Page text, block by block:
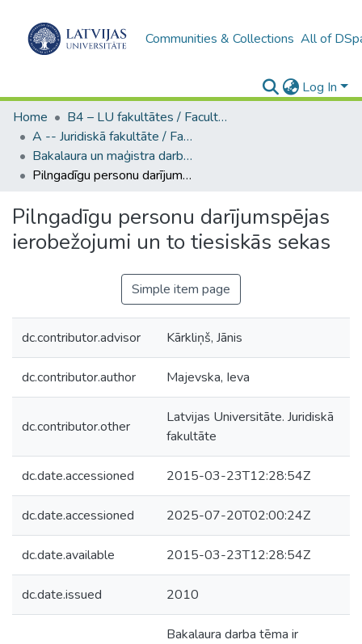
Communities & Collections All of
Log In
Home
B4 – LU fakultātes / Faculties of the UL
A -- Juridiskā fakultāte / Faculty of Law
Bakalaura un maģistra darbi (JF) / Bachelor's and Master's theses
Pilngadīgu personu darījumspējas ierobežojumi un to tiesiskās sekas
Pilngadīgu personu darījumspējas
ierobežojumi un to tiesiskās sekas
Simple item page
dc.contributor.advisor Kārkliņš, Jānis
dc.contributor.author Majevska, Ieva
dc.contributor.other
Latvijas Universitāte. Juridiskā
fakultāte
dc.date.accessioned 2015-03-23T12:28:54Z
dc.date.accessioned 2025-07-20T02:00:24Z
dc.date.available 2015-03-23T12:28:54Z
dc.date.issued 2010
Bakalaura darba tēma ir